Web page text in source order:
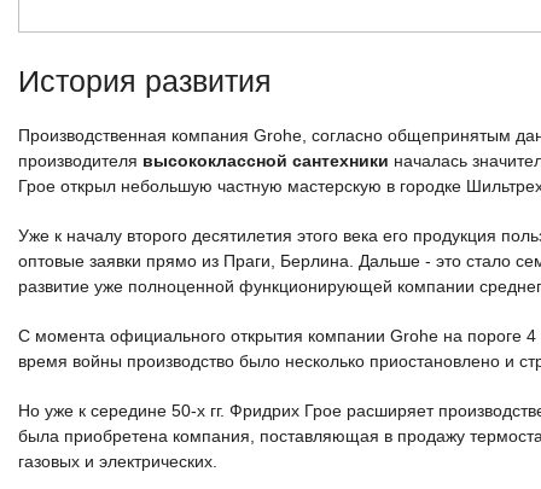
История развития
Производственная компания Grohe, согласно общепринятым
производителя высококлассной сантехники началась
Грое открыл небольшую частную мастерскую в городке
Уже к началу второго десятилетия этого века его продукция
оптовые заявки прямо из Праги, Берлина. Дальше - это стало
развитие уже полноценной функционирующей компании
С момента официального открытия компании Grohe на пороге 4
время войны производство было несколько приостановлено и
Но уже к середине 50-х гг. Фридрих Грое расширяет
была приобретена компания, поставляющая в продажу
газовых и электрических.